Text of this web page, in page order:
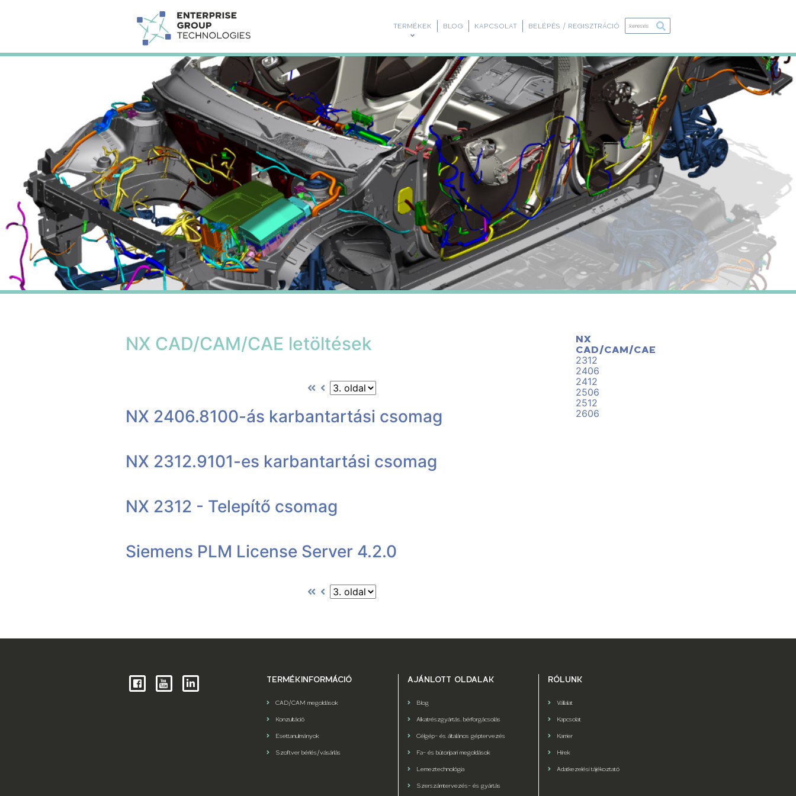
TERMÉKEK BLOG KAPCSOLAT BELÉPÉS / REGISZTRÁCIÓ
NX CAD/CAM/CAE letöltések
NX 2406.8100-ás karbantartási csomag
NX 2312.9101-es karbantartási csomag
NX 2312 - Telepítő csomag
Siemens PLM License Server 4.2.0
NX
CAD/CAM/CAE
2312
2406
2412
2506
2512
2606
TERMÉKINFORMÁCIÓ
CAD/CAM megoldások
Konzultáció
Esettanulmányok
Szoftver bérlés/vásárlás
AJÁNLOTT OLDALAK
Blog
Alkatrészgyártás, bérforgácsolás
Célgép- és általános géptervezés
Fa- és bútoripari megoldások
Lemeztechnológia
Szerszámtervezés- és gyártás
RÓLUNK
Vállalat
Kapcsolat
Karrier
Hírek
Adatkezelési tájékoztató